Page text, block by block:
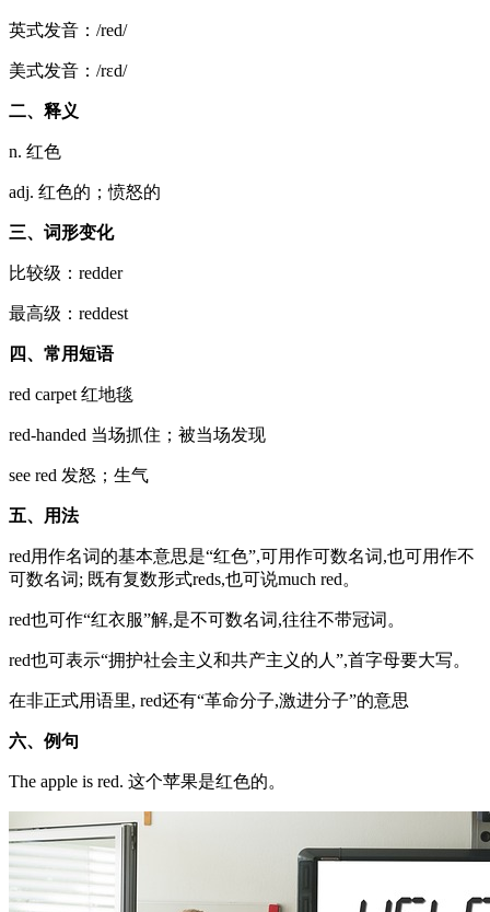
英式发音：/red/
美式发音：/rɛd/
二、释义
n. 红色
adj. 红色的；愤怒的
三、词形变化
比较级：redder
最高级：reddest
四、常用短语
red carpet 红地毯
red-handed 当场抓住；被当场发现
see red 发怒；生气
五、用法
red用作名词的基本意思是“红色”,可用作可数名词,也可用作不
可数名词; 既有复数形式reds,也可说much red。
red也可作“红衣服”解,是不可数名词,往往不带冠词。
red也可表示“拥护社会主义和共产主义的人”,首字母要大写。
在非正式用语里, red还有“革命分子,激进分子”的意思
六、例句
The apple is red. 这个苹果是红色的。